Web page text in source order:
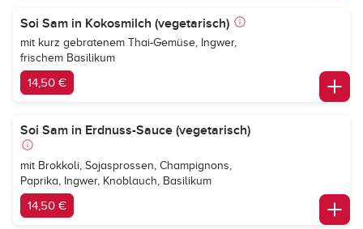
Soi Sam in Kokosmilch (vegetarisch)
mit kurz gebratenem Thai-Gemüse, Ingwer,
frischem Basilikum
14,50 €
Soi Sam in Erdnuss-Sauce (vegetarisch)
mit Brokkoli, Sojasprossen, Champignons,
Paprika, Ingwer, Knoblauch, Basilikum
14,50 €